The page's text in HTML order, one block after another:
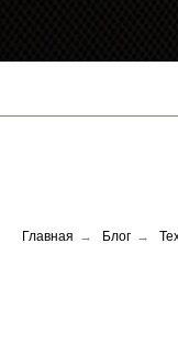
Главная → Блог →